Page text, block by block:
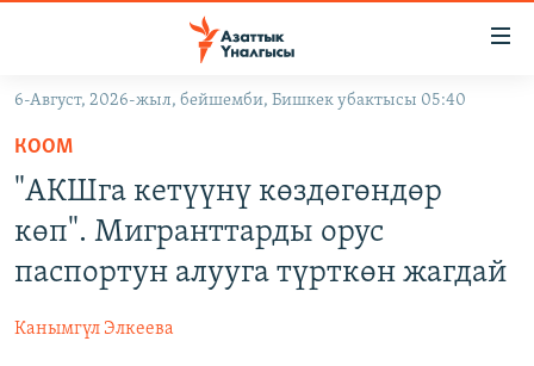
Навигацияга
өтүңүз
Издөөгө
салыңыз
КЫРГЫЗСТАН
КЫРГЫЗСТАН
МАДАНИЯТ
ДҮЙНӨ
ТВ ПРОГРАММАЛАР
6-Август, 2026-жыл, бейшемби, Бишкек убактысы 05:40
КООМ
"АКШга кетүүнү көздөгөндөр
көп". Мигранттарды орус
паспортун алууга түрткөн жагдай
Канымгүл Элкеева